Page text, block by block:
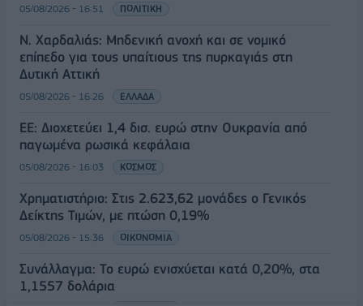
05/08/2026 - 16:51 ΠΟΛΙΤΙΚΗ
Ν. Χαρδαλιάς: Μηδενική ανοχή και σε νομικό
επίπεδο για τους υπαίτιους της πυρκαγιάς στη
Δυτική Αττική
05/08/2026 - 16:26 ΕΛΛΑΔΑ
ΕΕ: Διοχετεύει 1,4 δισ. ευρώ στην Ουκρανία από
παγωμένα ρωσικά κεφάλαια
05/08/2026 - 16:03 ΚΟΣΜΟΣ
Χρηματιστήριο: Στις 2.623,62 μονάδες ο Γενικός
Δείκτης Τιμών, με πτώση 0,19%
05/08/2026 - 15:36 ΟΙΚΟΝΟΜΙΑ
Συνάλλαγμα: Το ευρώ ενισχύεται κατά 0,20%, στα
1,1557 δολάρια